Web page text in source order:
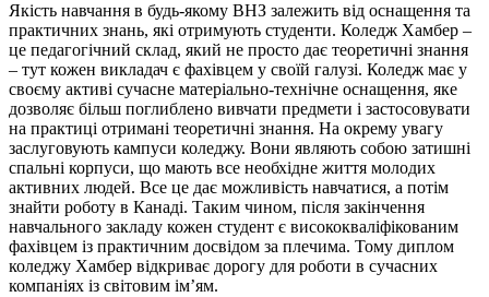
Якість навчання в будь-якому ВНЗ залежить від оснащення та
практичних знань, які отримують студенти. Коледж Хамбер –
це педагогічний склад, який не просто дає теоретичні знання
– тут кожен викладач є фахівцем у своїй галузі. Коледж має у
своєму активі сучасне матеріально-технічне оснащення, яке
дозволяє більш поглиблено вивчати предмети і застосовувати
на практиці отримані теоретичні знання. На окрему увагу
заслуговують кампуси коледжу. Вони являють собою затишні
спальні корпуси, що мають все необхідне життя молодих
активних людей. Все це дає можливість навчатися, а потім
знайти роботу в Канаді. Таким чином, після закінчення
навчального закладу кожен студент є висококваліфікованим
фахівцем із практичним досвідом за плечима. Тому диплом
коледжу Хамбер відкриває дорогу для роботи в сучасних
компаніях із світовим ім’ям.